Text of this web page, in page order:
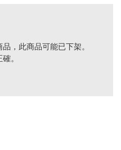
，此商品可能已下架。
。